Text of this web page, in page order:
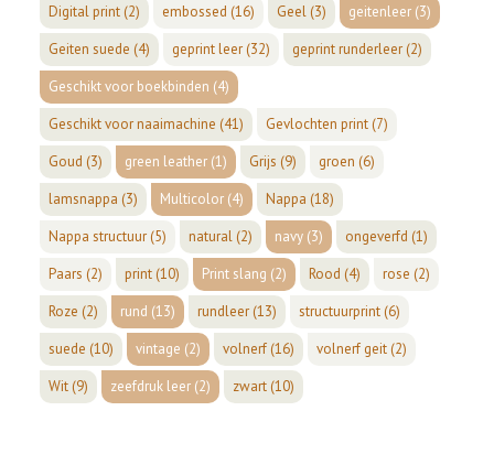
Digital print(2) embossed (16) Geel(3) geitenleer(3)
Geiten suede (4) geprint leer(32) geprint runderleer(2)
Geschikt voor boekbinden (4)
Geschikt voor naaimachine (41) Gevlochten print(7)
Goud (3) green leather(1) Grijs (9) groen (6)
lamsnappa (3) Multicolor(4) Nappa (18)
Nappa structuur(5) natural(2) navy(3) ongeverfd (1)
Paars (2) print(10) Print slang (2) Rood (4) rose (2)
Roze (2) rund (13) rundleer(13) structuurprint(6)
suede (10) vintage (2) volnerf(16) volnerf geit(2)
Wit(9) zeefdruk leer(2) zwart(10)